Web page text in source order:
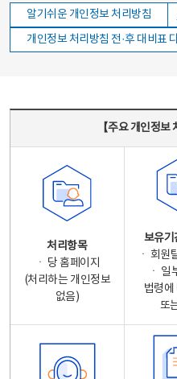
알기쉬운 개인정보 처리방침
개인정보 처리방침 전·후 대비표
【주요 개인정보
처리항목
ㆍ 당 홈페이지
(처리하는 개인정보
없음)
보유기
ㆍ 회원
ㆍ 일
법령에
또